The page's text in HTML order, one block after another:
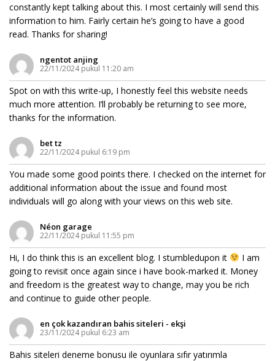
constantly kept talking about this. I most certainly will send this
information to him. Fairly certain he’s going to have a good
read. Thanks for sharing!
ngentot anjing
22/11/2024 pukul 11:20 am
Spot on with this write-up, I honestly feel this website needs
much more attention. I’ll probably be returning to see more,
thanks for the information.
bet tz
22/11/2024 pukul 6:19 pm
You made some good points there. I checked on the internet for
additional information about the issue and found most
individuals will go along with your views on this web site.
Néon garage
22/11/2024 pukul 11:55 pm
Hi, I do think this is an excellent blog. I stumbledupon it
I am
going to revisit once again since i have book-marked it. Money
and freedom is the greatest way to change, may you be rich
and continue to guide other people.
en çok kazandıran bahis siteleri - ekşi
23/11/2024 pukul 6:23 am
Bahis siteleri deneme bonusu ile oyunlara sıfır yatırımla